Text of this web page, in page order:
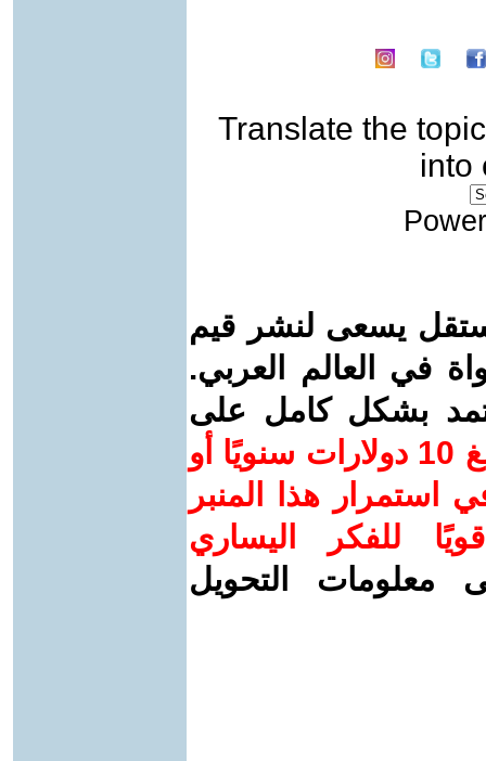
Translate the topic
into
يسعى لنشر قيم
في العالم العربي.
بشكل كامل على
ساهم/ي معنا! بدعمكم بمبلغ 10 دولارات سنويًا أو
استمرار هذا المنبر
للفكر اليساري
معلومات التحويل